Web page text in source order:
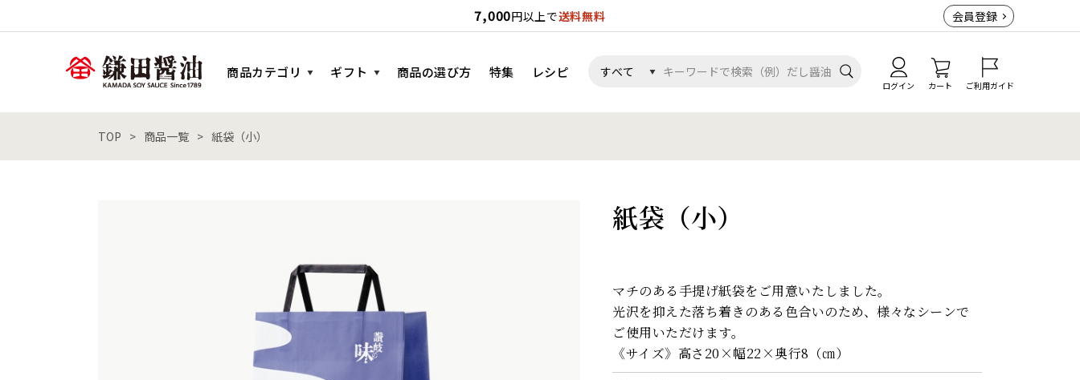
7,000円以上で送料無料 会員登録
商品カテゴリ ギフト 商品の選び方 特集 レシピ
ログイン カート ご利用ガイド
TOP 商品一覧 紙袋（小）
紙袋（小）
マチのある手提げ紙袋をご用意いたしました。
光沢を抑えた落ち着きのある色合いのため、様々なシーンで
ご使用いただけます。
《サイズ》高さ20×幅22×奥行8（㎝）